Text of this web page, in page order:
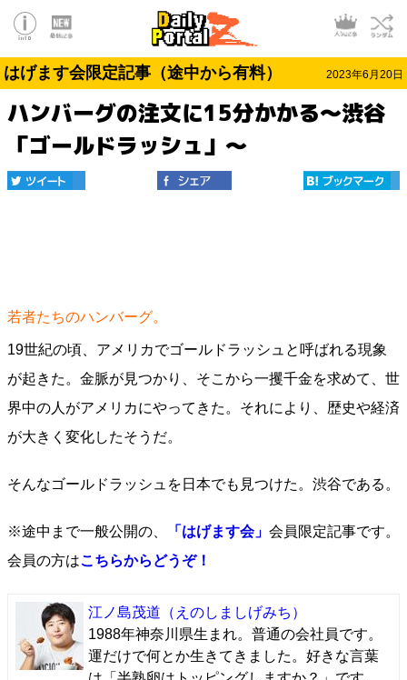
はげます会限定記事（途中から有料） 2023年6月20日
ハンバーグの注文に15分かかる～渋谷
「ゴールドラッシュ」～
若者たちのハンバーグ。
19世紀の頃、アメリカでゴールドラッシュと呼ばれる現象
が起きた。金脈が見つかり、そこから一攫千金を求めて、世
界中の人がアメリカにやってきた。それにより、歴史や経済
が大きく変化したそうだ。
そんなゴールドラッシュを日本でも見つけた。渋谷である。
※途中まで一般公開の、 「はげます会」 会員限定記事です。
会員の方はこちらからどうぞ！
江ノ島茂道 （えのしましげみち）
1988年神奈川県生まれ。普通の会社員です。
運だけで何とか生きてきました。好きな言葉